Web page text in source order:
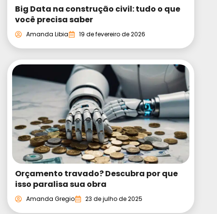
Big Data na construção civil: tudo o que
você precisa saber
Amanda Libia 19 de fevereiro de 2026
Orçamento travado? Descubra por que
isso paralisa sua obra
Amanda Gregio 23 de julho de 2025